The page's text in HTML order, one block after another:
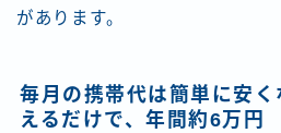
があります。
毎月の携帯代は簡単に安
えるだけで、年間約6万円